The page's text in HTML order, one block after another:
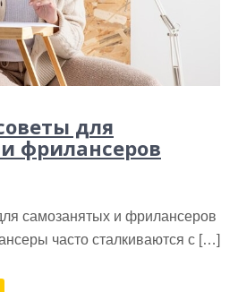
для
фрилансеров
самозанятых и фрилансеров
часто сталкиваются с […]